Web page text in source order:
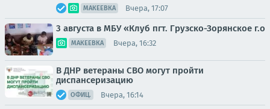
МАКЕЕВКА Вчера, 17:07
3 августа в МБУ «Клуб пгт. Грузско-Зорянское г.о
МАКЕЕВКА Вчера, 16:32
В ДНР ветераны СВО могут пройти
диспансеризацию
ОФИЦ. Вчера, 16:14